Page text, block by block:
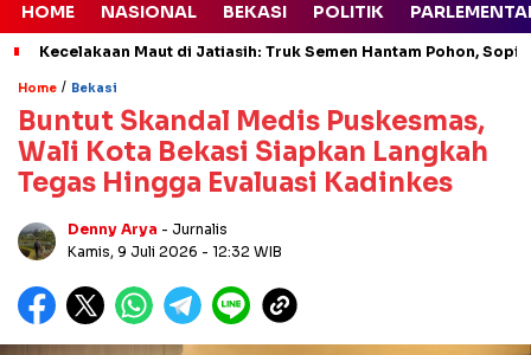
HOME NASIONAL BEKASI POLITIK
Kecelakaan Maut di Jatiasih: Truk Semen Hantam Pohon,
Home / Bekasi
Buntut Skandal Medis Puskesmas,
Wali Kota Bekasi Siapkan Langkah
Tegas Hingga Evaluasi Kadinkes
Denny Arya - Jurnalis
Kamis, 9 Juli 2026 - 12:32 WIB